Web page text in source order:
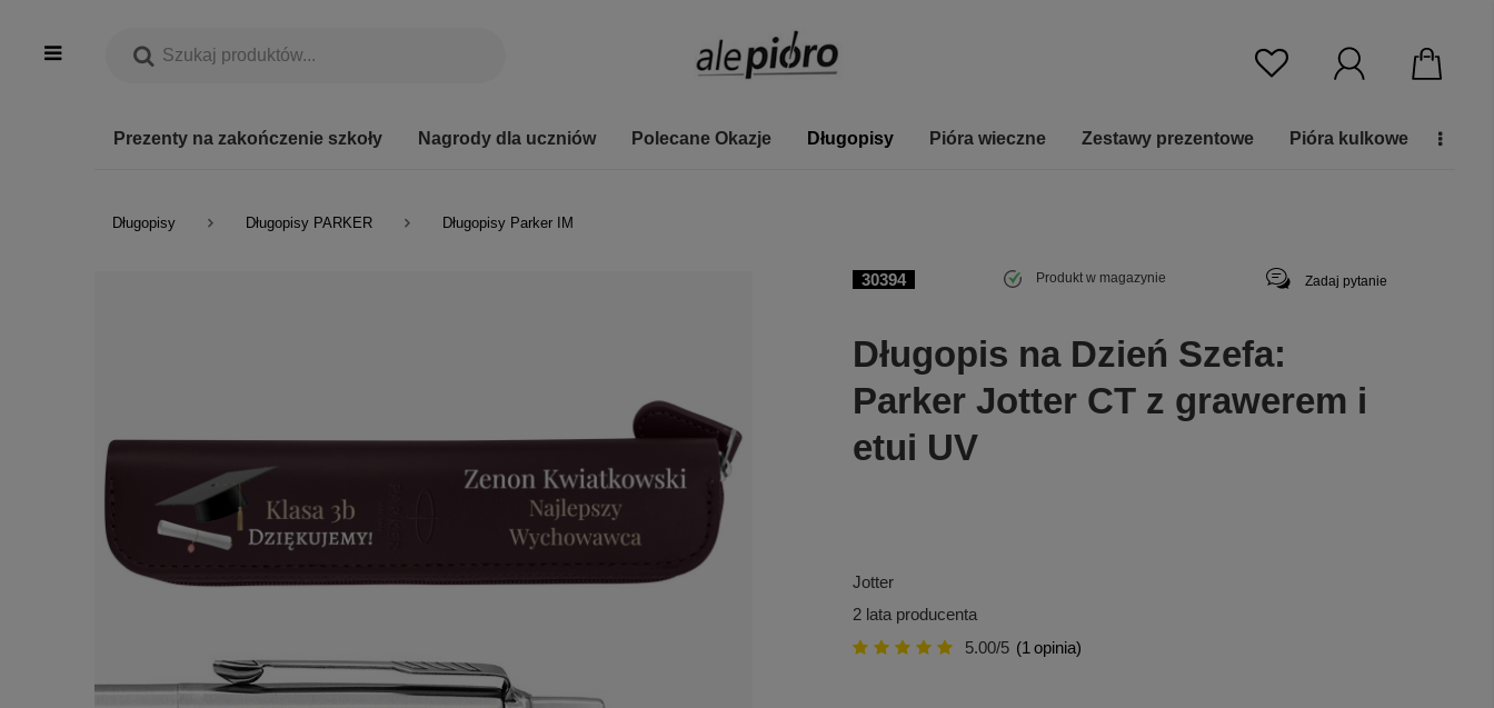
Prezenty na zakończenie szkoły Nagrody dla uczniów Polecane Okazje Długopisy Pióra wieczne Zestawy prezentowe Pióra kulkowe
Długopisy Długopisy PARKER Długopisy Parker IM
30394 Produkt w magazynie Zadaj pytanie
Długopis na Dzień Szefa:
Parker Jotter CT z grawerem i
etui UV
Jotter
2 lata producenta
5.00/5 (1 opinia)